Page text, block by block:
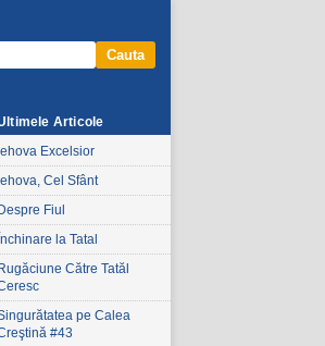
Cauta
Articole
Iehova Excelsior
Iehova, Cel Sfânt
Despre Fiul
Închinare la Tatal
Rugăciune Către Tatăl
pe Calea
#43